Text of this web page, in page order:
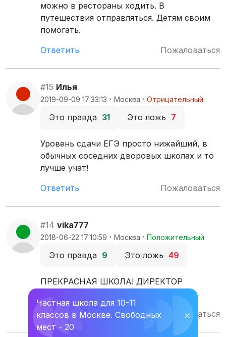
можно в рестораны ходить. В
путешествия отправляться. Детям своим
помогать.
Ответить
Пожаловаться
#15 Илья
2019-09-09 17:33:13 · Москва · Отрицательный
Это правда 31 Это ложь 7
Уровень сдачи ЕГЭ просто нижайший, в
обычных соседних дворовых школах и то
лучше учат!
Ответить
Пожаловаться
#14 vika777
2018-06-22 17:10:59 · Москва · Положительный
Это правда 9 Это ложь 49
ПРЕКРАСНАЯ ШКОЛА! ДИРЕКТОР
Ответить
Пожаловаться
Частная школа для 10-11
классов в Москве. Свободных
мест - 20
⛌